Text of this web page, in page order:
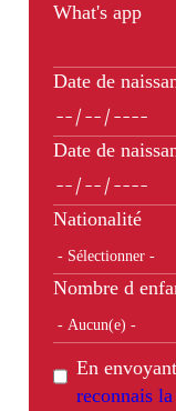
What's app
Date de
Date de
Nationalité
Nombre d
En
reconnais